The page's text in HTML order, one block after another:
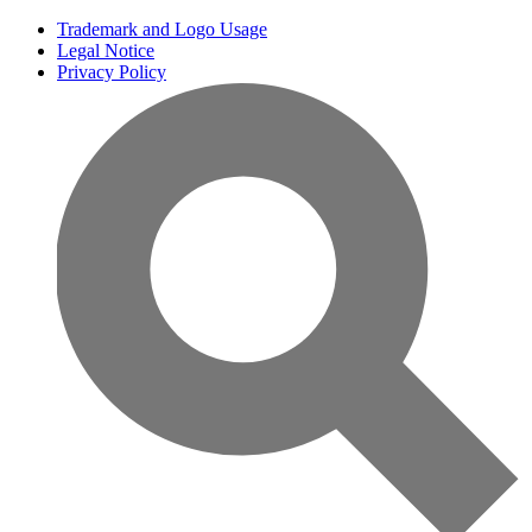
Trademark and Logo Usage
Legal Notice
Privacy Policy